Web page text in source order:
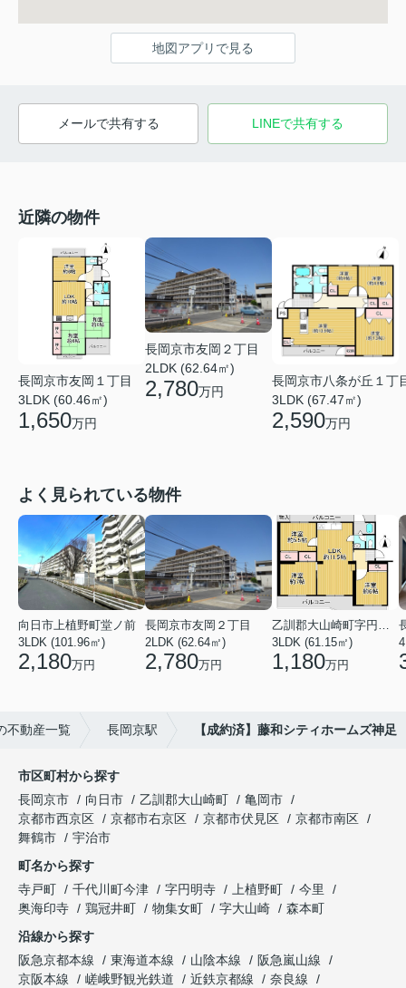
地図アプリで見る
メールで共有する LINEで共有する
近隣の物件
長岡京市友岡１丁目
3LDK (60.46㎡)
1,650万円
長岡京市友岡２丁目
2LDK (62.64㎡)
2,780万円
長岡京市八条が丘１丁
3LDK (67.47㎡)
2,590万円
よく見られている物件
向日市上植野町堂ノ前
3LDK (101.96㎡)
2,180万円
長岡京市友岡２丁目
2LDK (62.64㎡)
2,780万円
乙訓郡大山崎町字円明寺小字北浦
3LDK (61.15㎡)
1,180万円
不動産一覧 長岡京駅 【成約済】藤和シティホームズ神足
市区町村から探す
長岡京市
向日市 乙訓郡大山崎町
亀岡市
京都市西京区
京都市右京区 京都市伏見区
京都市南区
舞鶴市
宇治市
町名から探す
寺戸町
千代川町今津 字円明寺 上植野町
今里
奥海印寺
鶏冠井町 物集女町 字大山崎
森本町
沿線から探す
阪急京都本線
東海道本線 山陰本線
阪急嵐山線
京阪本線
嵯峨野観光鉄道 近鉄京都線
奈良線